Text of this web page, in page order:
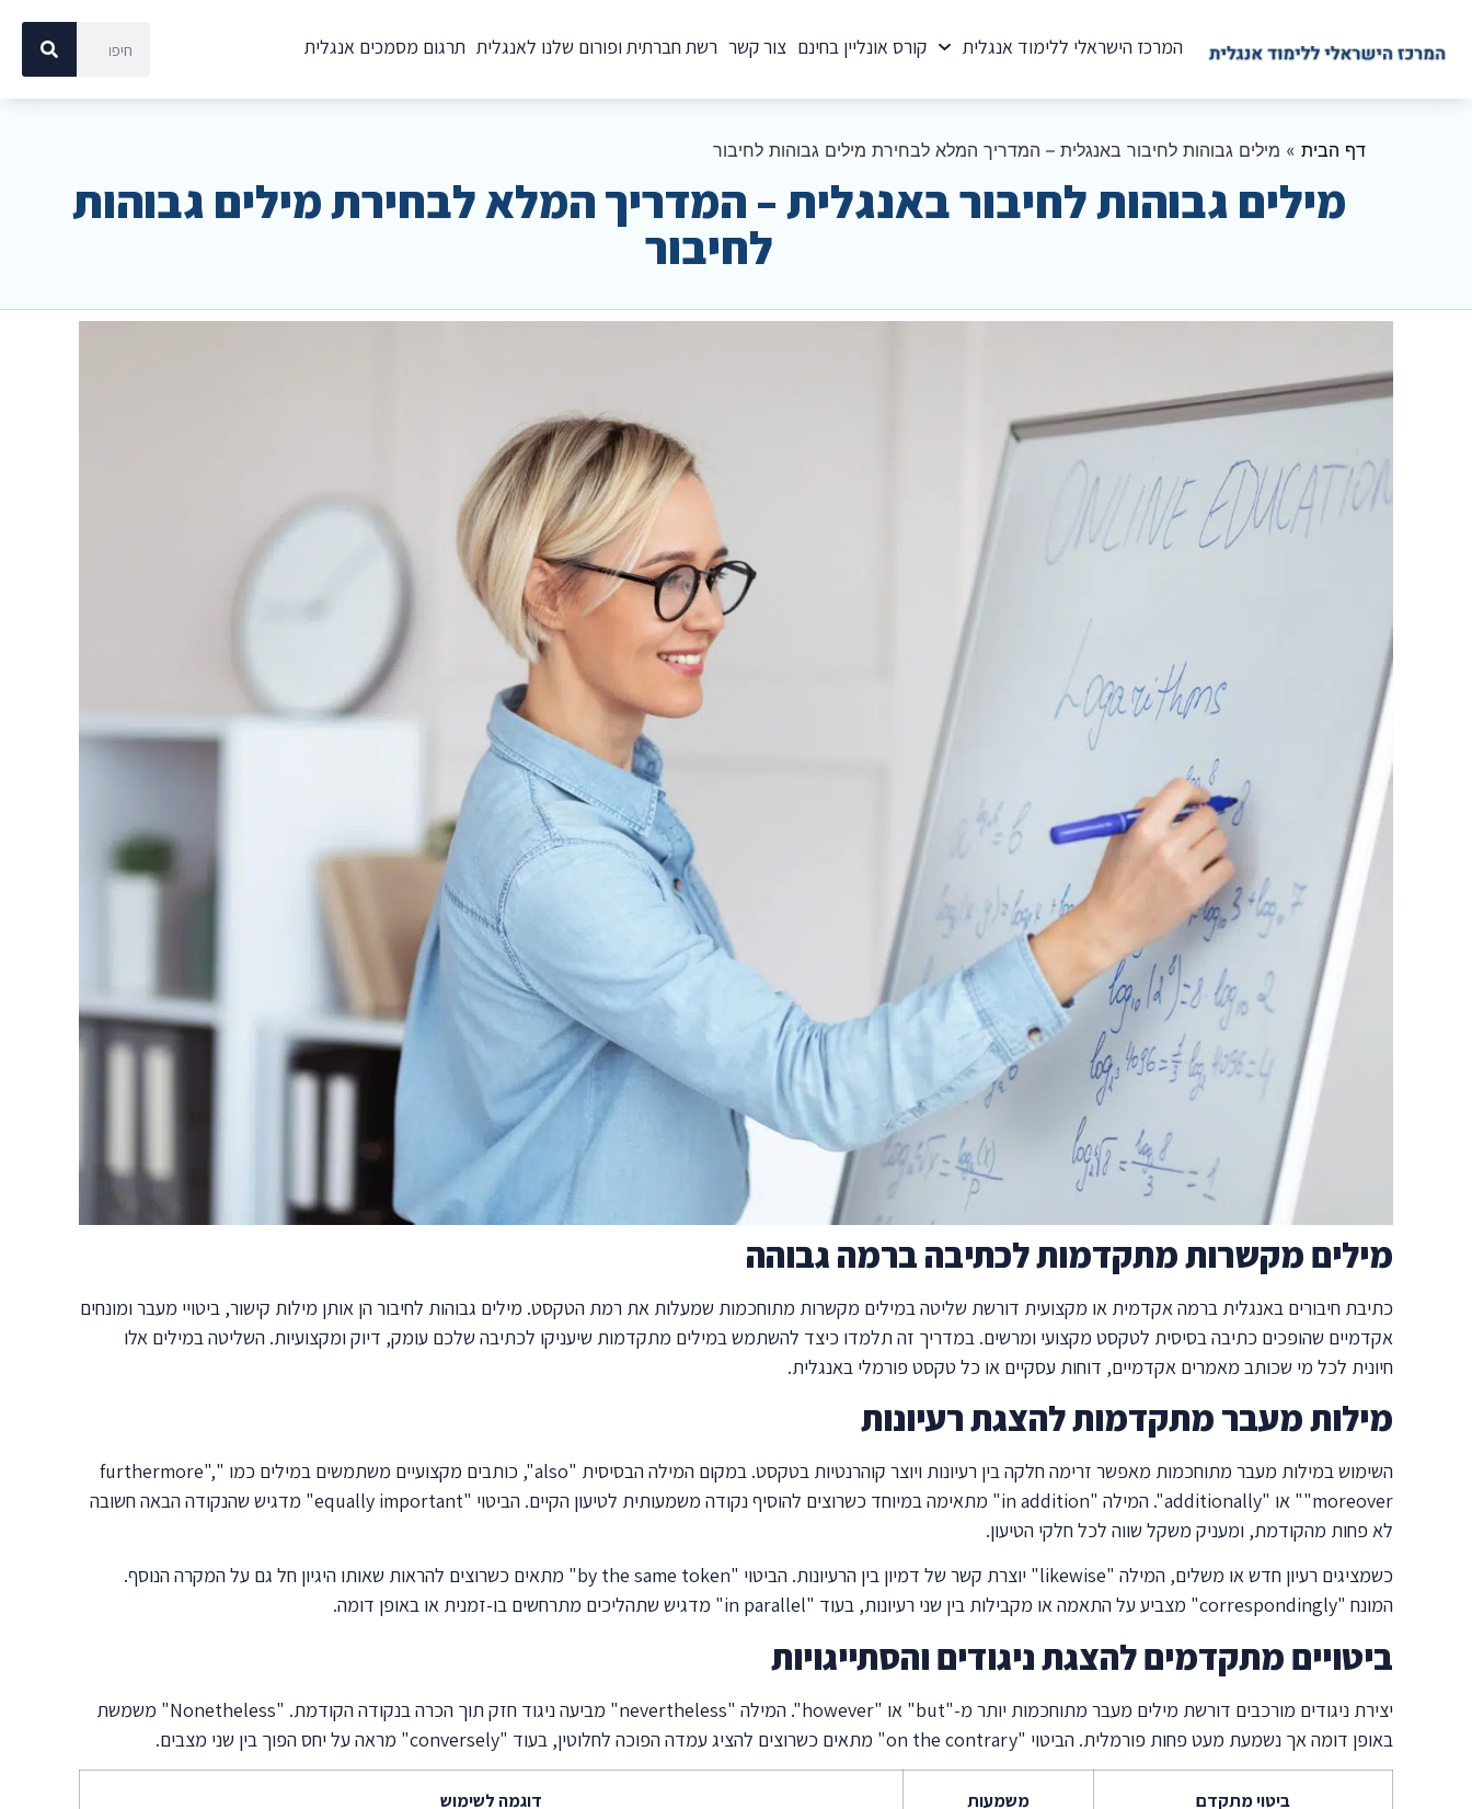
המרכז הישראלי ללימוד אנגלית קורס אונליין בחינם צור קשר רשת חברתית ופורום שלנו לאנגלית תרגום מסמכים אנגלית
דף הבית » מילים גבוהות לחיבור באנגלית – המדריך המלא לבחירת מילים גבוהות לחיבור
מילים גבוהות לחיבור באנגלית – המדריך המלא לבחירת מילים גבוהות
לחיבור
מילים מקשרות מתקדמות לכתיבה ברמה גבוהה
כתיבת חיבורים באנגלית ברמה אקדמית או מקצועית דורשת שליטה במילים מקשרות מתוחכמות שמעלות את רמת הטקסט. מילים גבוהות לחיבור הן אותן מילות קישור, ביטויי מעבר ומונחים
אקדמיים שהופכים כתיבה בסיסית לטקסט מקצועי ומרשים. במדריך זה תלמדו כיצד להשתמש במילים מתקדמות שיעניקו לכתיבה שלכם עומק, דיוק ומקצועיות. השליטה במילים אלו
חיונית לכל מי שכותב מאמרים אקדמיים, דוחות עסקיים או כל טקסט פורמלי באנגלית.
מילות מעבר מתקדמות להצגת רעיונות
השימוש במילות מעבר מתוחכמות מאפשר זרימה חלקה בין רעיונות ויוצר קוהרנטיות בטקסט. במקום המילה הבסיסית "also", כותבים מקצועיים משתמשים במילים כמו "furthermore",
"moreover" או "additionally". המילה "in addition" מתאימה במיוחד כשרוצים להוסיף נקודה משמעותית לטיעון הקיים. הביטוי "equally important" מדגיש שהנקודה הבאה חשובה
לא פחות מהקודמת, ומעניק משקל שווה לכל חלקי הטיעון.
כשמציגים רעיון חדש או משלים, המילה "likewise" יוצרת קשר של דמיון בין הרעיונות. הביטוי "by the same token" מתאים כשרוצים להראות שאותו היגיון חל גם על המקרה הנוסף.
המונח "correspondingly" מצביע על התאמה או מקבילות בין שני רעיונות, בעוד "in parallel" מדגיש שתהליכים מתרחשים בו-זמנית או באופן דומה.
ביטויים מתקדמים להצגת ניגודים והסתייגויות
יצירת ניגודים מורכבים דורשת מילים מעבר מתוחכמות יותר מ-"but" או "however". המילה "nevertheless" מביעה ניגוד חזק תוך הכרה בנקודה הקודמת. "Nonetheless" משמשת
באופן דומה אך נשמעת מעט פחות פורמלית. הביטוי "on the contrary" מתאים כשרוצים להציג עמדה הפוכה לחלוטין, בעוד "conversely" מראה על יחס הפוך בין שני מצבים.
ביטוי מתקדם משמעות דוגמה לשימוש